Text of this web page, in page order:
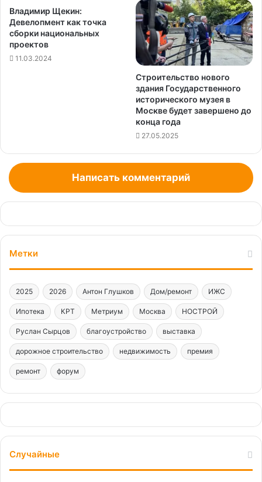
Владимир Щекин:
Девелопмент как точка
сборки национальных
проектов
11.03.2024
Строительство нового
здания Государственного
исторического музея в
Москве будет завершено до
конца года
27.05.2025
Написать комментарий
Метки
2025 2026 Антон Глушков Дом/ремонт ИЖС
Ипотека КРТ Метриум Москва НОСТРОЙ
Руслан Сырцов благоустройство выставка
дорожное строительство недвижимость премия
ремонт форум
Случайные